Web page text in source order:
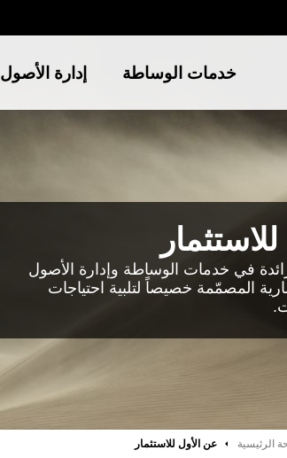
خدمات الوساطة إدارة الأصول
في خدمات الوساطة وإدارة الأصول
المصمّمة خصيصاً لتلبية احتياجات
الرئيسية عن الأول للاستثمار